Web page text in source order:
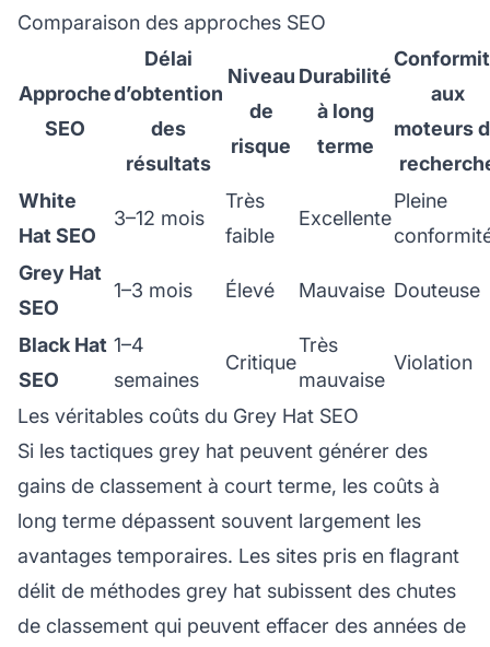
Comparaison des approches SEO
Approche
SEO
Délai
d’obtention
des
résultats
Niveau
de
risque
Durabilité
à long
terme
aux
moteurs
White
Hat SEO
3–12 mois
Très
faible
Excellente
Pleine
Grey Hat
SEO
1–3 mois Élevé Mauvaise Douteuse
Black Hat
SEO
1–4
semaines
Critique
Très
mauvaise
Violation
Les véritables coûts du Grey Hat SEO
Si les tactiques grey hat peuvent générer des
gains de classement à court terme, les coûts à
long terme dépassent souvent largement les
avantages temporaires. Les sites pris en flagrant
délit de méthodes grey hat subissent des chutes
de classement qui peuvent effacer des années de